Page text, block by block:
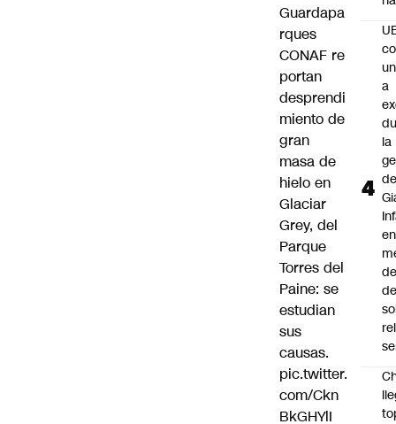
Guardapa
rques
CONAF re
portan
desprendi
miento de
gran
masa de
hielo en
Glaciar
Grey, del
Parque
Torres del
Paine: se
estudian
sus
causas.
pic.twitter.
com/Ckn
BkGHYlI
a
la
de
en
de